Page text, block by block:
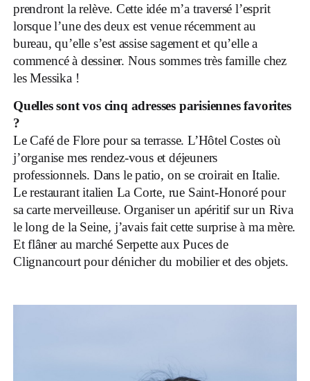
prendront la relève. Cette idée m’a traversé l’esprit
lorsque l’une des deux est venue récemment au
bureau, qu’elle s’est assise sagement et qu’elle a
commencé à dessiner. Nous sommes très famille chez
les Messika !
Quelles sont vos cinq adresses parisiennes favorites
?
Le Café de Flore pour sa terrasse. L’Hôtel Costes où
j’organise mes rendez-vous et déjeuners
professionnels. Dans le patio, on se croirait en Italie.
Le restaurant italien La Corte, rue Saint-Honoré pour
sa carte merveilleuse. Organiser un apéritif sur un Riva
le long de la Seine, j’avais fait cette surprise à ma mère.
Et flâner au marché Serpette aux Puces de
Clignancourt pour dénicher du mobilier et des objets.